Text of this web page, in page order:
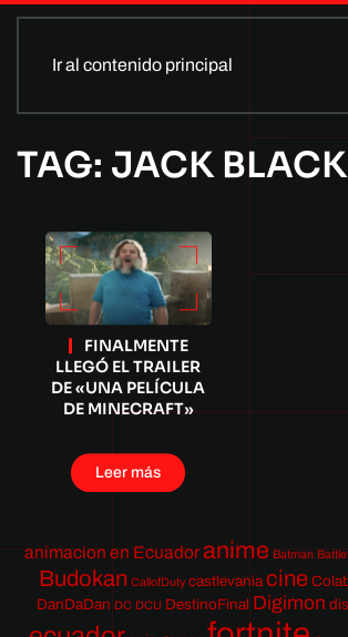
Ir al contenido principal
TAG: JACK BLACK
FINALMENTE
LLEGÓ EL TRAILER
DE «UNA PELÍCULA
DE MINECRAFT»
Leer más
animacion en Ecuadoranime Batman
Budokan CallofDuty castlevania cine
DanDaDan DC DCU DestinoFinal Digimon